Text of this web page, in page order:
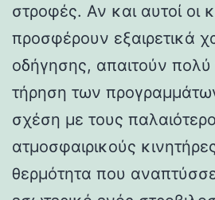
στροφές. Αν και αυτοί οι
προσφέρουν εξαιρετικά
οδήγησης, απαιτούν πολύ
τήρηση των
σχέση με τους
ατμοσφαιρικούς
θερμότητα που